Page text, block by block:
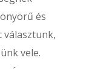
és
választunk,
vele.